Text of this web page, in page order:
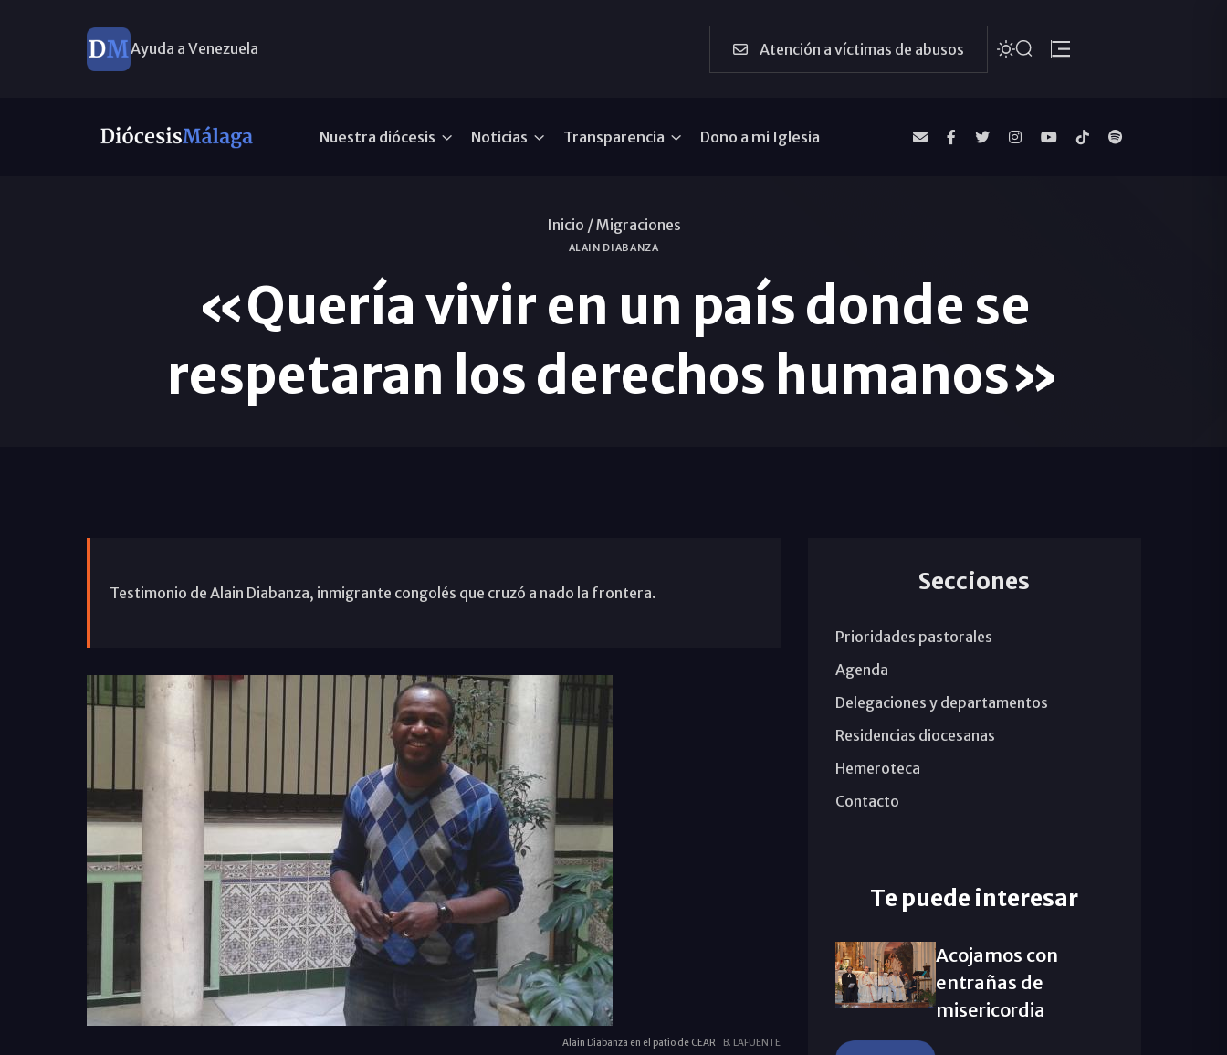
Ayuda a Venezuela Atención a víctimas de abusos
Nuestra diócesis Noticias Transparencia Dono a mi Iglesia
Inicio /Migraciones
ALAIN DIABANZA
«Quería vivir en un país donde se
respetaran los derechos humanos»
Testimonio de Alain Diabanza, inmigrante congolés que cruzó a nado la frontera.
Alain Diabanza en el patio de CEAR B. LAFUENTE
Secciones
Prioridades pastorales
Agenda
Delegaciones y departamentos
Residencias diocesanas
Hemeroteca
Contacto
Te puede interesar
Acojamos con
entrañas de
misericordia